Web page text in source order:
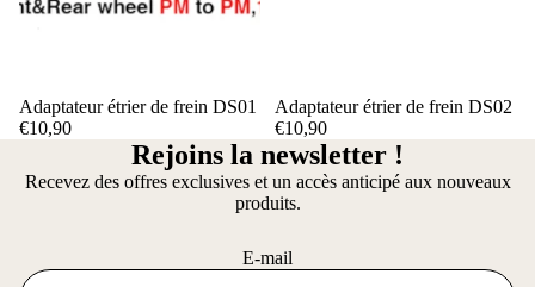
Adaptateur étrier de frein DS01
€10,90
Adaptateur étrier de frein DS02
€10,90
Rejoins la newsletter !
Recevez des offres exclusives et un accès anticipé aux nouveaux
produits.
E-mail